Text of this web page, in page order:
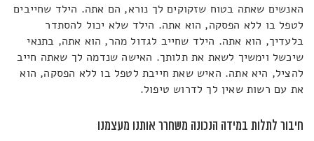
האנשים שאתה בטוח שזקוקים לך נורא, הם אתה. הילד שחייבים
לטפל בו ללא הפסקה, הוא אתה. הילד שלא יכול להסתדר
בלעדיך, הוא אתה. הילד שחייב לגדול מהר, הוא אתה, בתנאי
שיכשל וימשיך לשאת את תלותך. האישה שנדמה לך שאתה חייב
להציל, היא אתה. האיש שאת חייבת לטפל בו ללא הפסקה, הוא
את עם רשות שאין לך לדרוש טיפול.
חיבור לתלות במידה הנכונה משחרר אותנו מעצמנו